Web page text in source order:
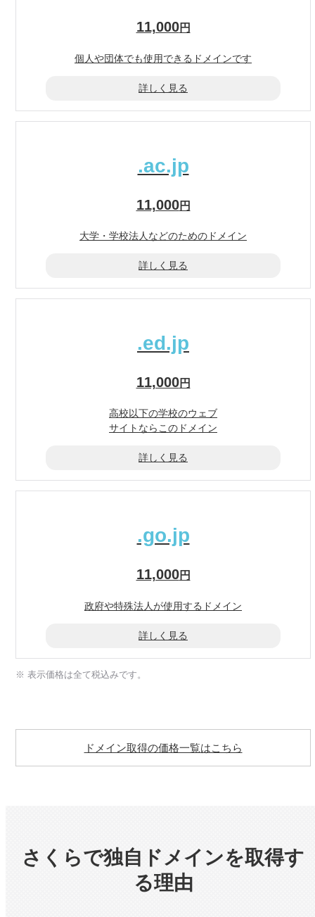
11,000円
個人や団体でも使用できる ドメインです
詳しく見る
.ac.jp
11,000円
大学・学校法人などのためのドメイン
詳しく見る
.ed.jp
11,000円
高校以下の学校のウェブ
サイトならこのドメイン
詳しく見る
.go.jp
11,000円
政府や特殊法人が使用するドメイン
詳しく見る
※ 表示価格は全て税込みです。
ドメイン取得の価格一覧はこちら
さくらで独自ドメインを取得す
る理由